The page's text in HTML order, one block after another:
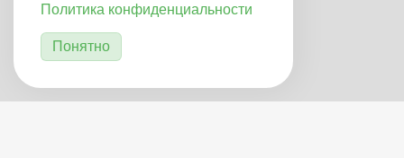
Политика конфиденциальности
Понятно